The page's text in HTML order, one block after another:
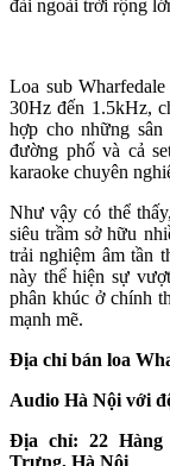
đài ngoài trời rộng
Loa sub
30Hz đến 1.5kHz,
hợp cho những
đường phố và cả
karaoke chuyên
Như vậy có thể
siêu trầm sở hữu
trải nghiệm âm tần
này thể hiện sự
phân khúc ở chính
mạnh mẽ.
Địa chỉ bán loa
Audio Hà Nội với
Địa chỉ: 22 Hàng